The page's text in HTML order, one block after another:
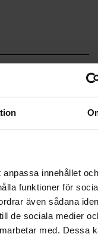
innehållet och
funktioner för
även sådana
de sociala medier
med. Dessa